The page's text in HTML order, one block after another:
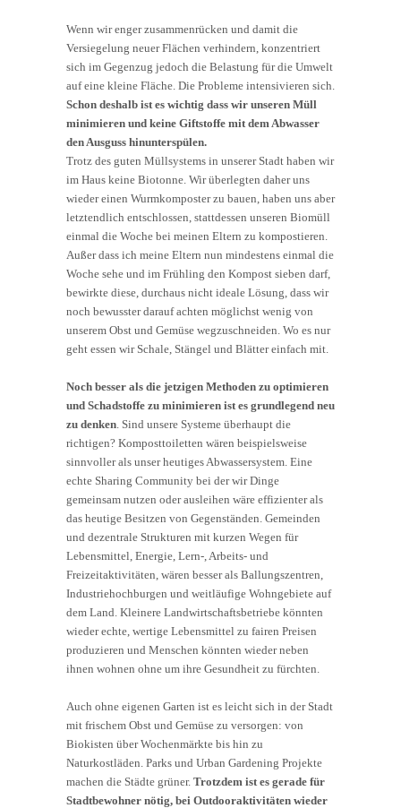
Wenn wir enger zusammenrücken und damit die
Versiegelung neuer Flächen verhindern, konzentriert
sich im Gegenzug jedoch die Belastung für die Umwelt
auf eine kleine Fläche. Die Probleme intensivieren sich.
Schon deshalb ist es wichtig dass wir unseren Müll
minimieren und keine Giftstoffe mit dem Abwasser
den Ausguss hinunterspülen.
Trotz des guten Müllsystems in unserer Stadt haben wir
im Haus keine Biotonne. Wir überlegten daher uns
wieder einen Wurmkomposter zu bauen, haben uns aber
letztendlich entschlossen, stattdessen unseren Biomüll
einmal die Woche bei meinen Eltern zu kompostieren.
Außer dass ich meine Eltern nun mindestens einmal die
Woche sehe und im Frühling den Kompost sieben darf,
bewirkte diese, durchaus nicht ideale Lösung, dass wir
noch bewusster darauf achten möglichst wenig von
unserem Obst und Gemüse wegzuschneiden. Wo es nur
geht essen wir Schale, Stängel und Blätter einfach mit.
Noch besser als die jetzigen Methoden zu optimieren
und Schadstoffe zu minimieren ist es grundlegend neu
zu denken . Sind unsere Systeme überhaupt die
richtigen? Komposttoiletten wären beispielsweise
sinnvoller als unser heutiges Abwassersystem. Eine
echte Sharing Community bei der wir Dinge
gemeinsam nutzen oder ausleihen wäre effizienter als
das heutige Besitzen von Gegenständen. Gemeinden
und dezentrale Strukturen mit kurzen Wegen für
Lebensmittel, Energie, Lern-, Arbeits- und
Freizeitaktivitäten, wären besser als Ballungszentren,
Industriehochburgen und weitläufige Wohngebiete auf
dem Land. Kleinere Landwirtschaftsbetriebe könnten
wieder echte, wertige Lebensmittel zu fairen Preisen
produzieren und Menschen könnten wieder neben
ihnen wohnen ohne um ihre Gesundheit zu fürchten.
Auch ohne eigenen Garten ist es leicht sich in der Stadt
mit frischem Obst und Gemüse zu versorgen: von
Biokisten über Wochenmärkte bis hin zu
Naturkostläden. Parks und Urban Gardening Projekte
machen die Städte grüner. Trotzdem ist es gerade für
Stadtbewohner nötig, bei Outdooraktivitäten wieder